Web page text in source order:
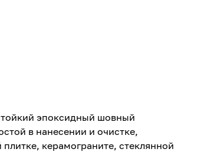
эпоксидный шовный
в нанесении и очистке,
керамограните, стеклянной